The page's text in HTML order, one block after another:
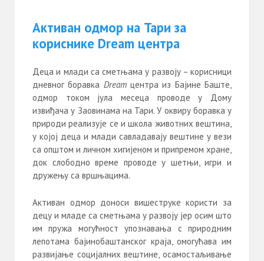
Активан одмор на Тари за
кориснике Dream центра
Деца и млади са сметњама у развоју – корисници
дневног боравка Dreamцентра из Бајине Баште,
одмор током јула месеца проводе у Дому
извиђача у Заовинама на Тари. У оквиру боравка у
природи реализује се и школа животних вештина,
у којој деца и млади савладавају вештине у вези
са општом и личном хигијеном и припремом хране,
док слободно време проводе у шетњи, игри и
дружењу са вршњацима.
Активан одмор доноси вишеструке користи за
децу и младе са сметњама у развоју јер осим што
им пружа могућност упознавања с природним
лепотама бајинобаштанског краја, омогућава им
развијање социјалних вештине, осамостаљивање